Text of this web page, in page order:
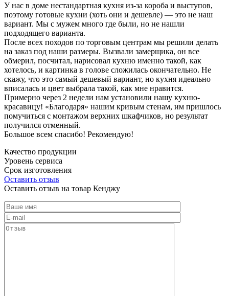
У нас в доме нестандартная кухня из-за короба и выступов,
поэтому готовые кухни (хоть они и дешевле) — это не наш
вариант. Мы с мужем много где были, но не нашли
подходящего варианта.
После всех походов по торговым центрам мы решили делать
на заказ под наши размеры. Вызвали замерщика, он все
обмерил, посчитал, нарисовал кухню именно такой, как
хотелось, и картинка в голове сложилась окончательно. Не
скажу, что это самый дешевый вариант, но кухня идеально
вписалась и цвет выбрала такой, как мне нравится.
Примерно через 2 недели нам установили нашу кухню-
красавицу! «Благодаря» нашим кривым стенам, им пришлось
помучиться с монтажом верхних шкафчиков, но результат
получился отменный.
Большое всем спасибо! Рекомендую!
Качество продукции
Уровень сервиса
Срок изготовления
Оставить отзыв
Оставить отзыв на товар Кенджу